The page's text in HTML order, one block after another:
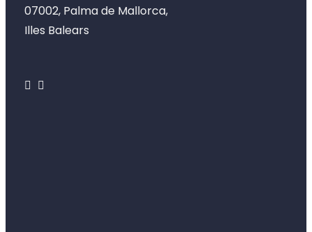
07002, Palma de Mallorca,
Illes Balears